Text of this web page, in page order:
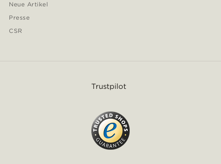
Neue Artikel
Presse
CSR
Trustpilot